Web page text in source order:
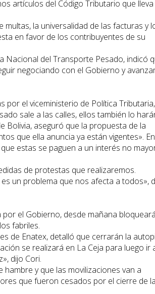
artículos del Código Tributario que lleva
la universalidad de las facturas y
en favor de los contribuyentes de su
Nacional del Transporte Pesado, indicó
negociando con el Gobierno y
el viceministerio de Política Tributaria,
sale a las calles, ellos también lo
Bolivia, aseguró que la propuesta de la
que ella anuncia ya están vigentes».
estas se paguen a un interés no
de protestas que realizaremos.
un problema que nos afecta a todos»,
el Gobierno, desde mañana
fabriles.
de Enatex, detalló que cerrarán la
se realizará en La Ceja para luego ir
dijo Cori.
y que las movilizaciones van a
que fueron cesados por el cierre de la